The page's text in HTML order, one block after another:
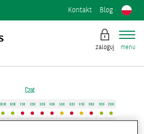
Kontakt Blog
zaloguj menu